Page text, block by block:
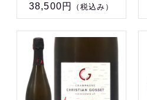
38,500円
（税込み）